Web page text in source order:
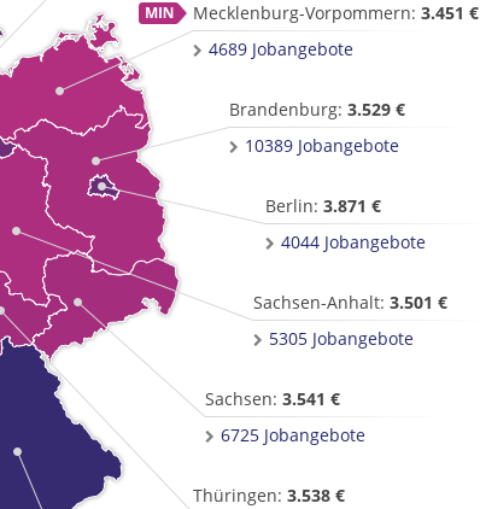
Berlin: 3.871 €
4044 Jobangebote
Brandenburg: 3.529 €
10389 Jobangebote
Mecklenburg-Vorpommern: 3.451 €
4689 Jobangebote
Sachsen: 3.541 €
6725 Jobangebote
Sachsen-Anhalt: 3.501 €
5305 Jobangebote
Thüringen: 3.538 €